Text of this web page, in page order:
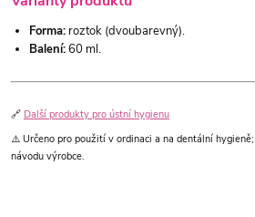
Forma: roztok (dvoubarevný).
Balení:60 ml.
🔗 Další produkty pro ústní hygienu
⚠️ Určeno pro použití v ordinaci a na dentální
návodu výrobce.